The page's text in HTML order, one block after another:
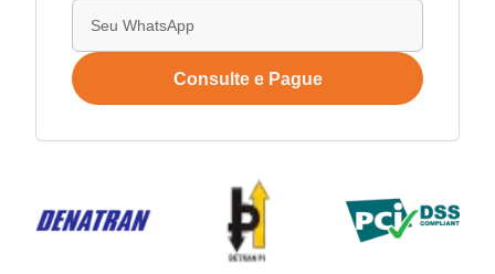
Consulte e Pague